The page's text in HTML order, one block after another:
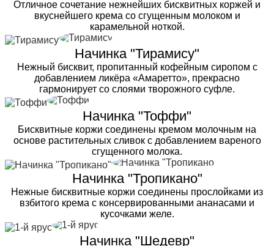
Отличное сочетание нежнейших бисквитных коржей и
вкуснейшего крема со сгущенным молоком и
карамельной ноткой.
Начинка "Тирамису"
Нежный бисквит, пропитанный кофейным сиропом с
добавлением ликёра «Амаретто», прекрасно
гармонирует со слоями творожного суфле.
Начинка "Тоффи"
Бисквитные коржи соединены кремом молочным на
основе растительных сливок с добавлением вареного
сгущенного молока.
Начинка "Тропикано"
Нежные бисквитные коржи соединены прослойками из
взбитого крема с консервированными ананасами и
кусочками желе.
Начинка "Шедевр"